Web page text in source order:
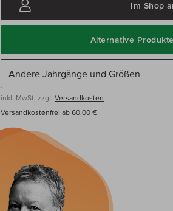
Im Shop
Alternative
inkl. MwSt, zzgl. Versandkosten
Versandkostenfrei ab 60,00 €